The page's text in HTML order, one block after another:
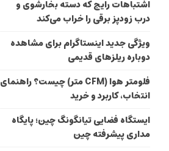
اشتباهات رایج که دسته بخارشوی و
درب زودپز برقی را خراب می‌کند
ویژگی جدید اینستاگرام برای مشاهده
دوباره ریلزهای قدیمی
فلومتر هوا (CFM متر) چیست؟ راهنمای
انتخاب، کاربرد و خرید
ایستگاه فضایی تیانگونگ چین؛ پایگاه
مداری پیشرفته چین